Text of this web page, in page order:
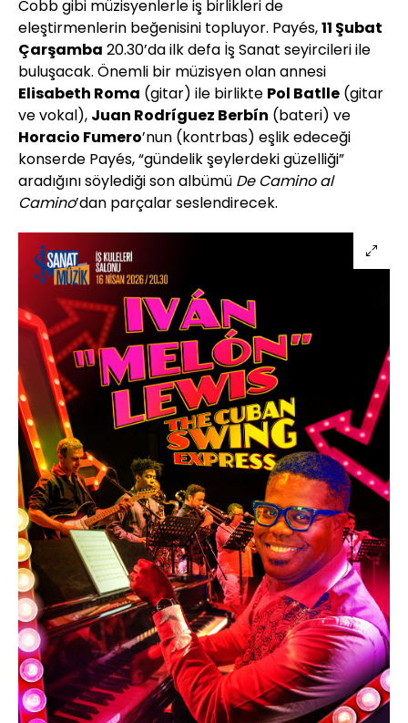
Cobb gibi müzisyenlerle iş birlikleri de
eleştirmenlerin beğenisini topluyor. Payés,11 Şubat
Çarşamba 20.30’da ilk defa İş Sanat seyircileri ile
buluşacak. Önemli bir müzisyen olan annesi
Elisabeth Roma (gitar) ile birlikte Pol Batlle (gitar
ve vokal), Juan Rodríguez Berbín (bateri) ve
Horacio Fumero’nun (kontrbas) eşlik edeceği
konserde Payés, “gündelik şeylerdeki güzelliği”
aradığını söylediği son albümü De Camino al
Camino’dan parçalar seslendirecek.